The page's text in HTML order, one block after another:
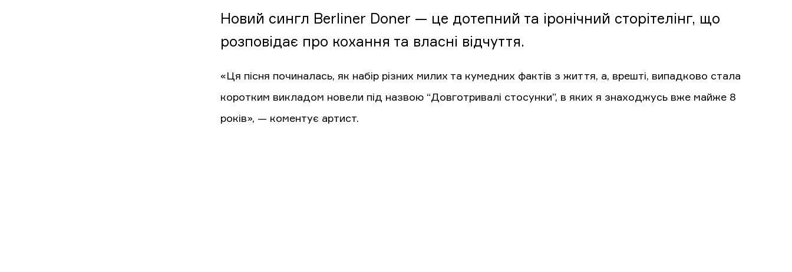
Новий сингл Berliner Doner — це дотепний та іронічний сторітелінг, що
розповідає про кохання та власні відчуття.
«Ця пісня починалась, як набір різних милих та кумедних фактів з життя, а, врешті, випадково стала
коротким викладом новели під назвою “Довготривалі стосунки”, в яких я знаходжусь вже майже 8
років», — коментує артист.